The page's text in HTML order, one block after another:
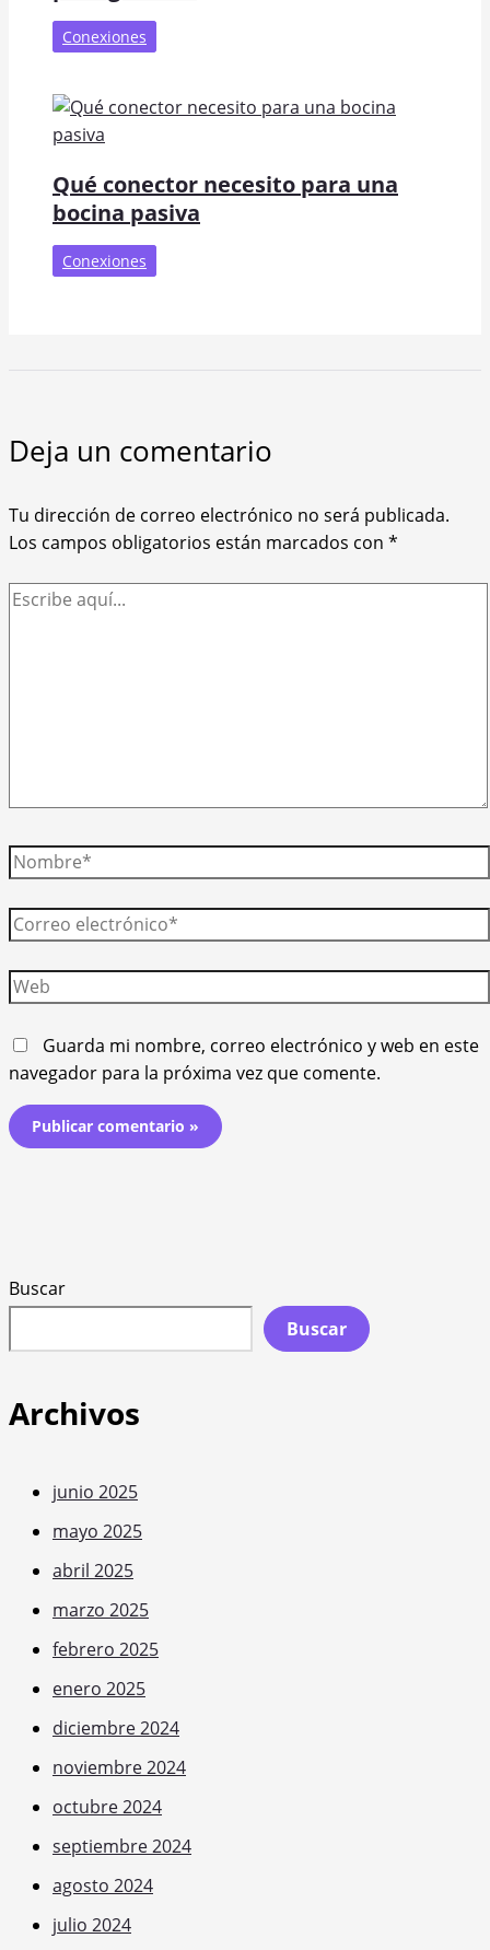
Conexiones
Qué conector necesito para una
bocina pasiva
Conexiones
Deja un comentario
Tu dirección de correo electrónico no será publicada.
Los campos obligatorios están marcados con *
Escribe
Nombre*
Correo
electrónico*
Web
Guarda mi nombre, correo electrónico y web en este
navegador para la próxima vez que comente.
Buscar
Buscar
Archivos
junio 2025
mayo 2025
abril 2025
marzo 2025
febrero 2025
enero 2025
diciembre 2024
noviembre 2024
octubre 2024
septiembre 2024
agosto 2024
julio 2024